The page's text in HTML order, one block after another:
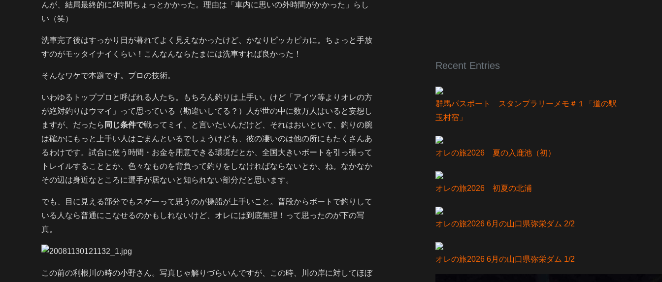
んが、結局最終的に2時間ちょっとかかった。理由は「車内に思いの外時間がかかった」らし
い（笑）
洗車完了後はすっかり日が暮れてよく見えなかったけど、かなりピッカピカに。ちょっと手放
すのがモッタイナイくらい！こんなんならたまには洗車すれば良かった！
そんなワケで本題です。プロの技術。
いわゆるトッププロと呼ばれる人たち。もちろん釣りは上手い。けど「アイツ等よりオレの方
が絶対釣りはウマイ」って思っている（勘違いしてる？）人が世の中に数万人はいると妄想し
ますが、だったら 同じ条件で戦ってミイ、と言いたいんだけど、それはおいといて、釣りの腕
は確かにもっと上手い人はごまんといるでしょうけども、彼の凄いのは他の所にもたくさんあ
るわけです。試合に使う時間・お金を用意できる環境だとか、全国大きいボートを引っ張って
トレイルすることとか、色々なものを背負って釣りをしなければならないとか、ね。なかなか
その辺は身近なところに選手が居ないと知られない部分だと思います。
でも、目に見える部分でもスゲーって思うのが操船が上手いこと。普段からボートで釣りして
いる人なら普通にこなせるのかもしれないけど、オレには到底無理！って思ったのが下の写
真。
この前の利根川の時の小野さん。写真じゃ解りづらいんですが、この時、川の岸に対してほぼ
Recent Entries
群馬パスポート スタンプラリーメモ＃１「道の駅
玉村宿」
オレの旅2026 夏の入鹿池（初）
オレの旅2026 初夏の北浦
オレの旅2026 6月の山口県弥栄ダム 2/2
オレの旅2026 6月の山口県弥栄ダム 1/2